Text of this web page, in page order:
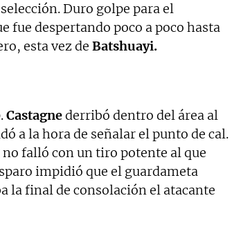
Duro golpe para el
fue despertando poco a poco hasta
esta vez de Batshuayi.
Castagnederribó dentro del área al
a la hora de señalar el punto de cal.
no falló con un tiro potente al que
impidió que el guardameta
la final de consolación el atacante